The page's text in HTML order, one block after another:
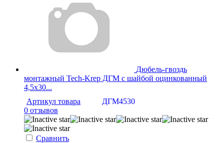
Дюбель-гвоздь
монтажный Tech-Krep ДГМ с шайбой оцинкованный
4,5х30...
Артикул товара
ДГМ4530
0 отзывов
Сравнить